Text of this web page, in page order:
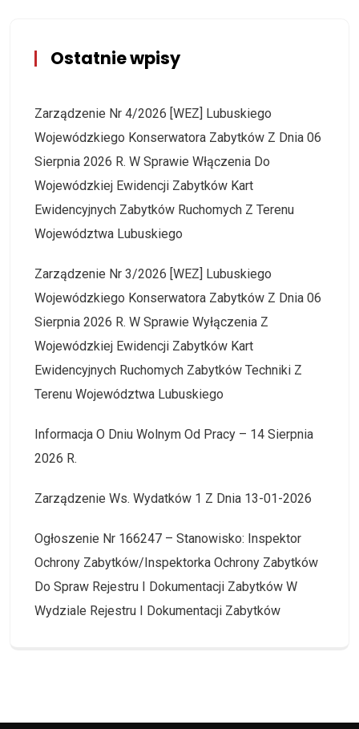
Ostatnie wpisy
Zarządzenie Nr 4/2026 [WEZ] Lubuskiego
Wojewódzkiego Konserwatora Zabytków Z Dnia 06
Sierpnia 2026 R. W Sprawie Włączenia Do
Wojewódzkiej Ewidencji Zabytków Kart
Ewidencyjnych Zabytków Ruchomych Z Terenu
Województwa Lubuskiego
Zarządzenie Nr 3/2026 [WEZ] Lubuskiego
Wojewódzkiego Konserwatora Zabytków Z Dnia 06
Sierpnia 2026 R. W Sprawie Wyłączenia Z
Wojewódzkiej Ewidencji Zabytków Kart
Ewidencyjnych Ruchomych Zabytków Techniki Z
Terenu Województwa Lubuskiego
Informacja O Dniu Wolnym Od Pracy – 14 Sierpnia
2026 R.
Zarządzenie Ws. Wydatków 1 Z Dnia 13-01-2026
Ogłoszenie Nr 166247 – Stanowisko: Inspektor
Ochrony Zabytków/Inspektorka Ochrony Zabytków
Do Spraw Rejestru I Dokumentacji Zabytków W
Wydziale Rejestru I Dokumentacji Zabytków